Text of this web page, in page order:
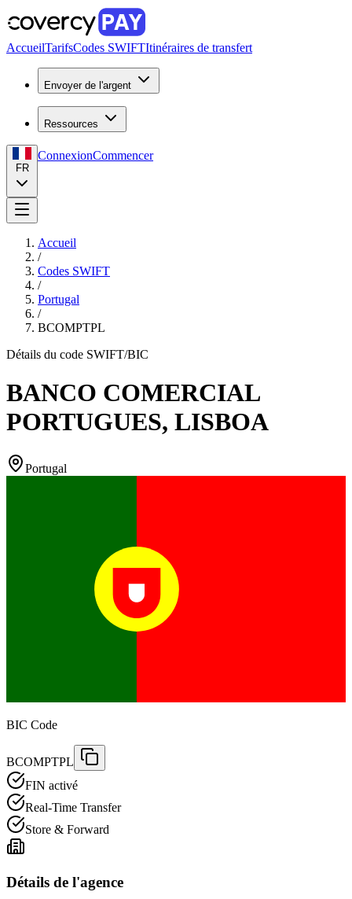
AccueilTarifsCodes SWIFTItinéraires de transfert
Envoyer de l'argent
Ressources
FR
ConnexionCommencer
Accueil
/
Codes SWIFT
/
Portugal
/
BCOMPTPL
Détails du code SWIFT/BIC
BANCO COMERCIAL
PORTUGUES, LISBOA
Portugal
BIC Code
BCOMPTPL
FIN activé
Real-Time Transfer
Store & Forward
Détails de l'agence